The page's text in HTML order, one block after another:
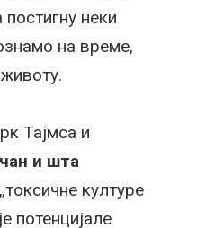
неки
на време,
Тајмса и
и шта
културе
потенцијале